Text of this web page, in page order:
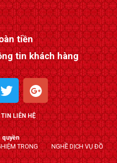
tiền
tin khách hàng
T
w
i
t
t
e
r
G
o
o
g
l
e
-
LIÊN HỆ
TRONG NGHỀ DỊCH VỤ ĐỒ